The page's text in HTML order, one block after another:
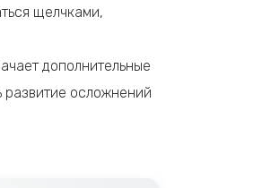
щелчками,
дополнительные
развитие осложнений